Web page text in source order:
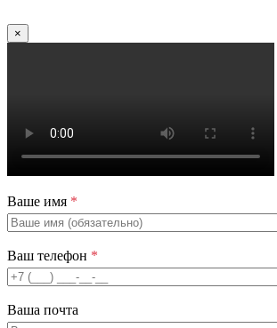
×
Ваше имя *
Ваш телефон *
Ваша почта